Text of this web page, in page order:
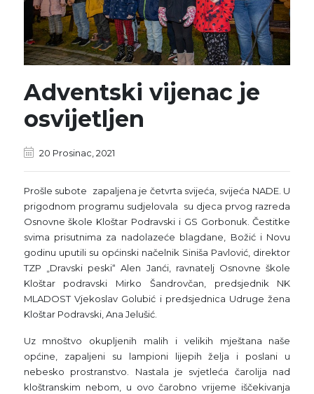
Adventski vijenac je
osvijetljen
20 Prosinac, 2021
Prošle subote zapaljena je četvrta svijeća, svijeća NADE. U
prigodnom programu sudjelovala su djeca prvog razreda
Osnovne škole Kloštar Podravski i GS Gorbonuk. Čestitke
svima prisutnima za nadolazeće blagdane, Božić i Novu
godinu uputili su općinski načelnik Siniša Pavlović, direktor
TZP „Dravski peski“ Alen Janći, ravnatelj Osnovne škole
Kloštar podravski Mirko Šandrovčan, predsjednik NK
MLADOST Vjekoslav Golubić i predsjednica Udruge žena
Kloštar Podravski, Ana Jelušić.
Uz mnoštvo okupljenih malih i velikih mještana naše
općine, zapaljeni su lampioni lijepih želja i poslani u
nebesko prostranstvo. Nastala je svjetleća čarolija nad
kloštranskim nebom, u ovo čarobno vrijeme iščekivanja